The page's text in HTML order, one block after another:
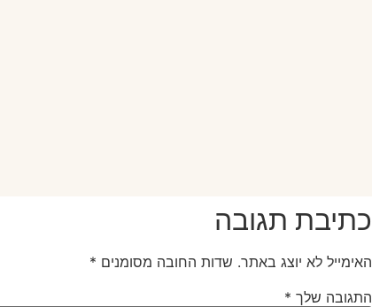
כתיבת תגובה
האימייל לא יוצג באתר. שדות החובה מסומנים *
התגובה שלך *